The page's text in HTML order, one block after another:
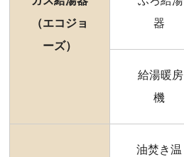
（エコジョ
ーズ）
器
給湯暖房
機
油焚き温